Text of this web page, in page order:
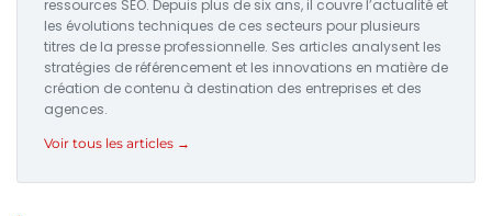
ressources SEO. Depuis plus de six ans, il couvre l’actualité et
les évolutions techniques de ces secteurs pour plusieurs
titres de la presse professionnelle. Ses articles analysent les
stratégies de référencement et les innovations en matière de
création de contenu à destination des entreprises et des
agences.
Voir tous les articles →